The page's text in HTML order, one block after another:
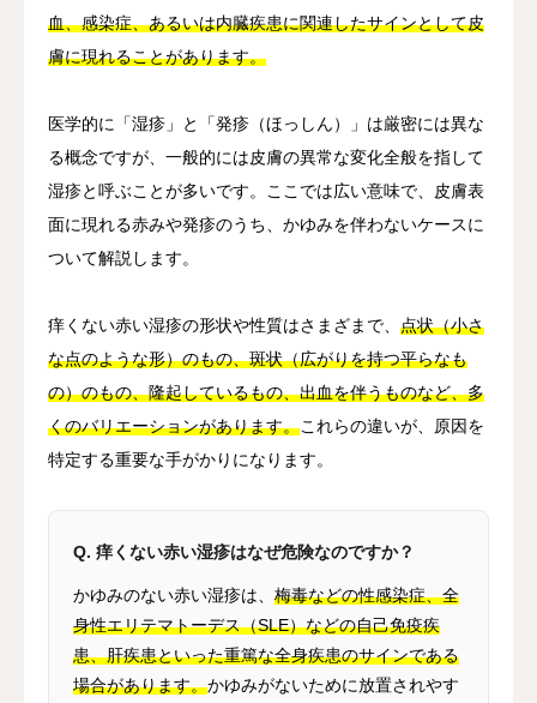
血、感染症、あるいは内臓疾患に関連したサインとして皮
膚に現れることがあります。
医学的に「湿疹」と「発疹（ほっしん）」は厳密には異な
る概念ですが、一般的には皮膚の異常な変化全般を指して
湿疹と呼ぶことが多いです。ここでは広い意味で、皮膚表
面に現れる赤みや発疹のうち、かゆみを伴わないケースに
ついて解説します。
痒くない赤い湿疹の形状や性質はさまざまで、 点状（小さ
な点のような形）のもの、斑状（広がりを持つ平らなも
の）のもの、隆起しているもの、出血を伴うものなど、多
くのバリエーションがあります。これらの違いが、原因を
特定する重要な手がかりになります。
Q. 痒くない赤い湿疹はなぜ危険なのですか？
かゆみのない赤い湿疹は、 梅毒などの性感染症、全
身性エリテマトーデス（SLE）などの自己免疫疾
患、肝疾患といった重篤な全身疾患のサインである
場合があります。かゆみがないために放置されやす